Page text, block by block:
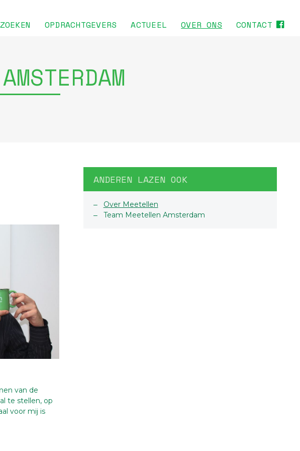
OPDRACHTGEVERS ACTUEEL OVER ONS CONTACT
van de
te stellen, op
voor mij is
ANDEREN LAZEN OOK
Over Meetellen
Team Meetellen Amsterdam